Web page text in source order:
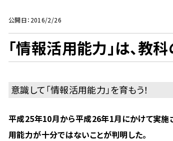
公開日：2016/2/26
「情報活用能力」は、教
意識して「情報活用能力」を育もう！
平成25年10月から平成26年1月にかけて実施
用能力が十分ではないことが判明した。